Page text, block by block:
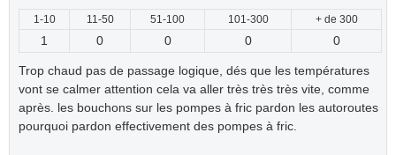
1-10 11-50 51-100 101-300 + de 300
1 0 0 0 0
Trop chaud pas de passage logique, dés que les températures
vont se calmer attention cela va aller très très très vite, comme
après. les bouchons sur les pompes à fric pardon les autoroutes
pourquoi pardon effectivement des pompes à fric.